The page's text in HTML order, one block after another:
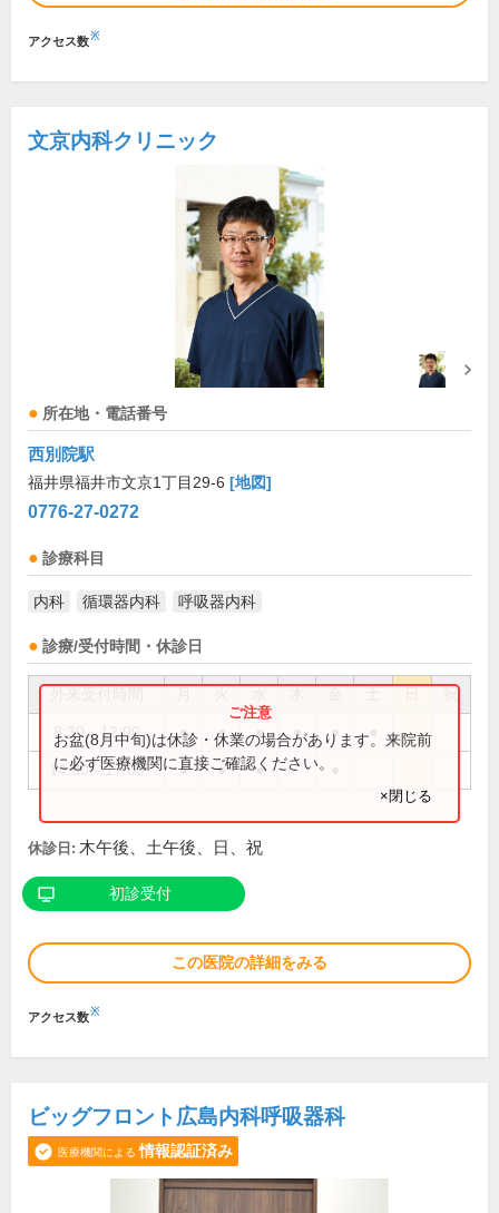
アクセス数※
文京内科クリニック
所在地・電話番号
西別院駅
福井県福井市文京1丁目29-6 [地図]
0776-27-0272
診療科目
内科 循環器内科 呼吸器内科
診療/受付時間・休診日
祝
8:30～12:00 ● ● ● ● ●
14:00～17:00 ● ● ●
お盆(8月中旬)は休診・休業の場合があります。来院前
に必ず医療機関に直接ご確認ください。
×閉じる
休診日: 木午後、土午後、日、祝
初診受付
この医院の詳細をみる
アクセス数※
ビッグフロント広島内科呼吸器科
医療機関による 情報認証済み